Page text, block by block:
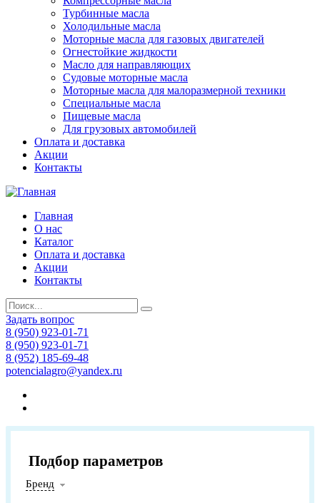
Турбинные масла
Холодильные масла
Моторные масла для газовых двигателей
Огнестойкие жидкости
Масло для направляющих
Судовые моторные масла
Моторные масла для малоразмерной техники
Специальные масла
Пищевые масла
Для грузовых автомобилей
Оплата и доставка
Акции
Контакты
Главная
О нас
Каталог
Оплата и доставка
Акции
Контакты
Задать вопрос
8 (950) 923-01-71
8 (950) 923-01-71
8 (952) 185-69-48
potencialagro@yandex.ru
Подбор параметров
Бренд